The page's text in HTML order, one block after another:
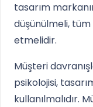
tasarım
düşünülmeli,
etmelidir.
Müşteri
psikolojisi,
kullanılmalıdır.